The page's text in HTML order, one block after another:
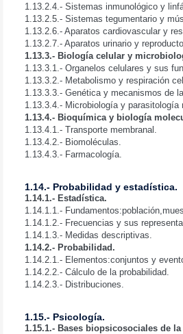
1.13.2.4.- Sistemas inmunológico y
1.13.2.5.- Sistemas tegumentario y
1.13.2.6.- Aparatos cardiovascular y
1.13.2.7.- Aparatos urinario y
1.13.3.- Biología celular y
1.13.3.1.- Organelos celulares y sus
1.13.3.2.- Metabolismo y respiración
1.13.3.3.- Genética y mecanismos de
1.13.3.4.- Microbiología y parasitología
1.13.4.- Bioquímica y biología
1.13.4.1.- Transporte membranal.
1.13.4.2.- Biomoléculas.
1.13.4.3.- Farmacología.
1.14.- Probabilidad y estadística.
1.14.1.- Estadística.
1.14.1.1.-
1.14.1.2.- Frecuencias y sus
1.14.1.3.- Medidas descriptivas.
1.14.2.- Probabilidad.
1.14.2.1.- Elementos:conjuntos y
1.14.2.2.- Cálculo de la probabilidad.
1.14.2.3.- Distribuciones.
1.15.- Psicología.
1.15.1.- Bases biopsicosociales de